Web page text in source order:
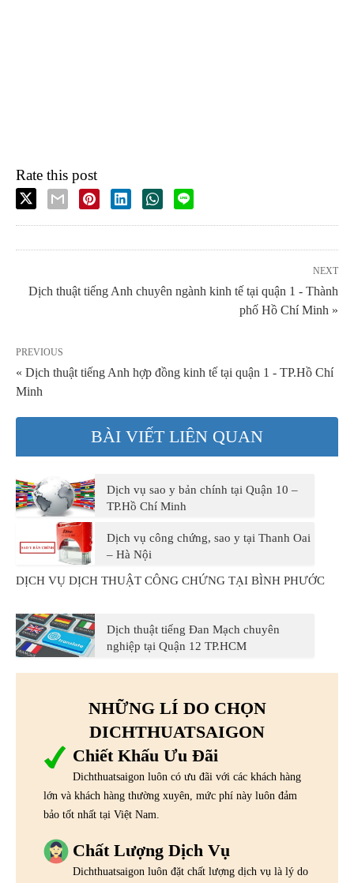
Rate this post
NEXT
Dịch thuật tiếng Anh chuyên ngành kinh tế tại quận 1 - Thành
phố Hồ Chí Minh »
PREVIOUS
« Dịch thuật tiếng Anh hợp đồng kinh tế tại quận 1 - TP.Hồ Chí
Minh
BÀI VIẾT LIÊN QUAN
Dịch vụ sao y bản chính tại Quận 10 –
TP.Hồ Chí Minh
Dịch vụ công chứng, sao y tại Thanh Oai
– Hà Nội
DỊCH VỤ DỊCH THUẬT CÔNG CHỨNG TẠI BÌNH PHƯỚC
Dịch thuật tiếng Đan Mạch chuyên
nghiệp tại Quận 12 TP.HCM
NHỮNG LÍ DO CHỌN
DICHTHUATSAIGON
Chiết Khấu Ưu Đãi
Dichthuatsaigon luôn có ưu đãi với các khách hàng
lớn và khách hàng thường xuyên, mức phí này luôn đảm
bảo tốt nhất tại Việt Nam.
Chất Lượng Dịch Vụ
Dichthuatsaigon luôn đặt chất lượng dịch vụ là lý do